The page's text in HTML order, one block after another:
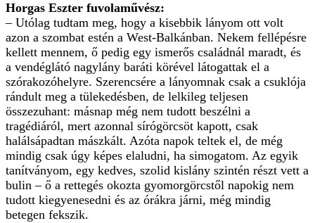
Horgas Eszter fuvolaművész:
– Utólag tudtam meg, hogy a kisebbik lányom ott volt
azon a szombat estén a West-Balkánban. Nekem fellépésre
kellett mennem, ő pedig egy ismerős családnál maradt, és
a vendéglátó nagylány baráti körével látogattak el a
szórakozóhelyre. Szerencsére a lányomnak csak a csuklója
rándult meg a tülekedésben, de lelkileg teljesen
összezuhant: másnap még nem tudott beszélni a
tragédiáról, mert azonnal sírógörcsöt kapott, csak
halálsápadtan mászkált. Azóta napok teltek el, de még
mindig csak úgy képes elaludni, ha simogatom. Az egyik
tanítványom, egy kedves, szolid kislány szintén részt vett a
bulin – ő a rettegés okozta gyomorgörcstől napokig nem
tudott kiegyenesedni és az órákra járni, még mindig
betegen fekszik.